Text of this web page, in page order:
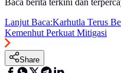
Baca berita terkini dan
Lanjut Baca:Karhutla Terus
Kemenhut Perkuat Mitigasi
Share